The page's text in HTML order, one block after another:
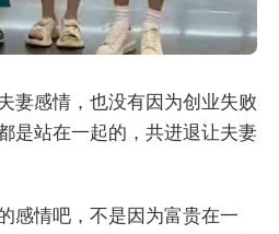
妻感情，也没有因为创业失败
是站在一起的，共进退让夫妻
感情吧，不是因为富贵在一